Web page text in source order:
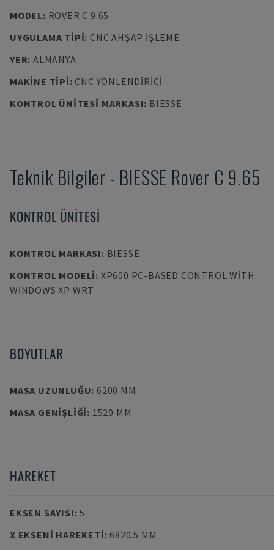
MODEL: ROVER C 9.65
UYGULAMA TIPI: CNC AHŞAP İŞLEME
YER: ALMANYA
MAKINE TIPI: CNC YÖNLENDIRICI
KONTROL ÜNITESI MARKASI: BIESSE
Teknik Bilgiler - BIESSE Rover C 9.65
KONTROL ÜNITESI
KONTROL MARKASI: BIESSE
KONTROL MODELI: XP600 PC-BASED CONTROL WITH
WINDOWS XP WRT
BOYUTLAR
MASA UZUNLUĞU: 6200 MM
MASA GENIŞLIĞI: 1520 MM
HAREKET
EKSEN SAYISI:5
X EKSENI HAREKETI: 6820.5 MM